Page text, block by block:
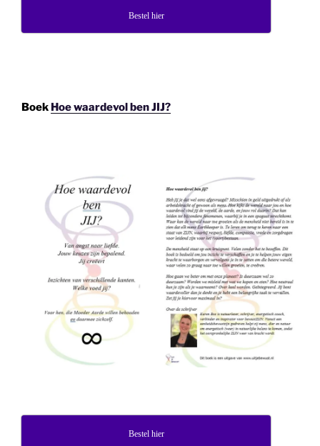
Bestel hier
Boek Hoe waardevol ben JIJ?
Bestel hier